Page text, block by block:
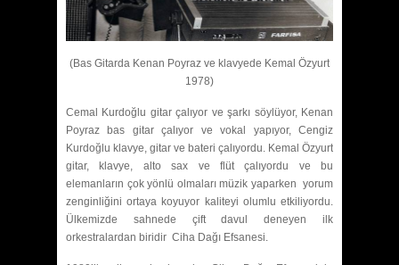
(Bas Gitarda Kenan Poyraz ve klavyede Kemal Özyurt
1978)
Cemal Kurdoğlu gitar çalıyor ve şarkı söylüyor, Kenan
Poyraz bas gitar çalıyor ve vokal yapıyor, Cengiz
Kurdoğlu klavye, gitar ve bateri çalıyordu. Kemal Özyurt
gitar, klavye, alto sax ve flüt çalıyordu ve bu
elemanların çok yönlü olmaları müzik yaparken yorum
zenginliğini ortaya koyuyor kaliteyi olumlu etkiliyordu.
Ülkemizde sahnede çift davul deneyen ilk
orkestralardan biridir Ciha Dağı Efsanesi.